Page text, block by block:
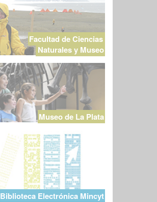
Facultad de Ciencias
Naturales y Museo
Museo de La Plata
Biblioteca Electrónica Mincyt